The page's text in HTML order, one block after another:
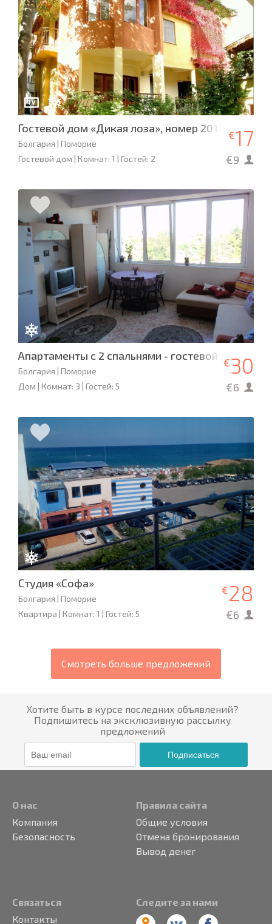
Гостевой дом «Дикая лоза», номер 201
Болгария | Поморие
Гостевой дом | Комнат: 1 | Гостей: 2
€17
€9
Апартаменты с 2 спальнями - гостевой дом,
Болгария | Поморие
Дом | Комнат: 3 | Гостей: 5
€30
€6
Студия «Софа»
Болгария | Поморие
Квартира | Комнат: 1 | Гостей: 5
€28
€6
Смотреть больше предложений
Хотите быть в курсе последних объявлений?
Подпишитесь на эксклюзивную рассылку
предложений
Подписаться
О нас
Компания
Безопасность
Правила сайта
Общие условия
Отмена бронирования
Вывод денег
Связаться
Контакты
Следите за нами